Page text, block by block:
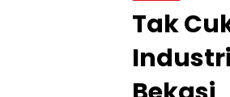
Tak